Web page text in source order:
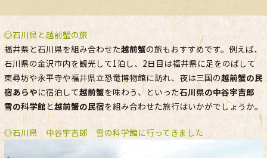
◎石川県と越前蟹の旅
福井県と石川県を組み合わせた越前蟹の旅もおすすめです。例えば、
石川県の金沢市内を観光して1泊し、2日目は福井県に足をのばして
東尋坊や永平寺や福井県立恐竜博物館に訪れ、夜は三国の越前蟹の民
宿あらやに宿泊して越前蟹を味わう、といった石川県の中谷宇吉郎
雪の科学館と越前蟹の民宿を組み合わせた旅行はいかがでしょうか。
◎石川県 中谷宇吉郎 雪の科学館に行ってきました